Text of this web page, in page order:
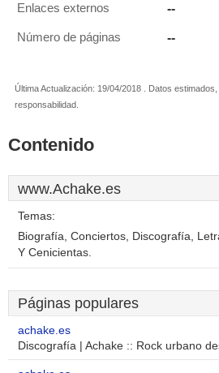
Enlaces externos --
Número de páginas --
Última Actualización: 19/04/2018 . Datos
responsabilidad.
Contenido
www.Achake.es
Temas:
Biografía, Conciertos, Discografía,
Y Cenicientas.
Páginas populares
achake.es
Discografía | Achake :: Rock urbano